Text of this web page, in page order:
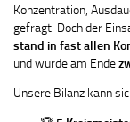
Konzentration,
gefragt. Doch der
stand in fast allen
und wurde am Ende
Unsere Bilanz kann